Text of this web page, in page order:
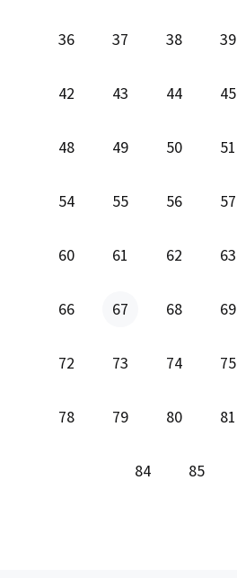
36 37 38 39
42 43 44 45
48 49 50 51
54 55 56 57
60 61 62 63
66 67 68 69
72 73 74 75
78 79 80 81
84 85